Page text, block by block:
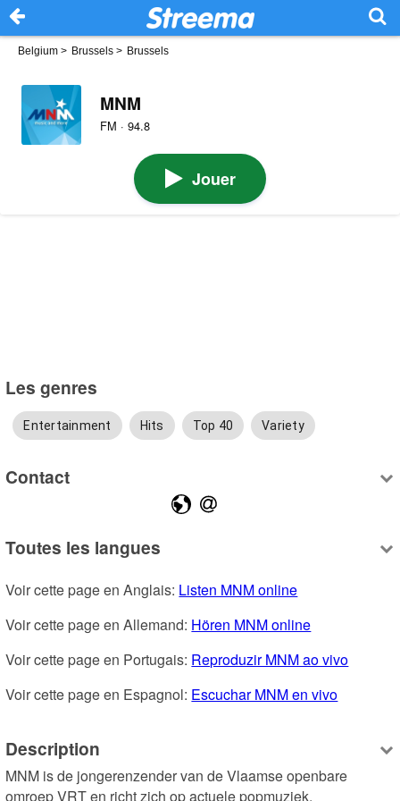
Belgium > Brussels > Brussels
MNM
FM · 94.8
Jouer
Les genres
Entertainment Hits Top 40 Variety
Contact
Toutes les langues
Voir cette page en Anglais: Listen MNM online
Voir cette page en Allemand: Hören MNM online
Voir cette page en Portugais: Reproduzir MNM ao vivo
Voir cette page en Espagnol: Escuchar MNM en vivo
Description
MNM is de jongerenzender van de Vlaamse openbare
omroep VRT en richt zich op actuele popmuziek,